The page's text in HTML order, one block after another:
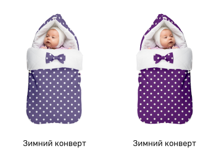
Зимний конверт
Зимний конверт